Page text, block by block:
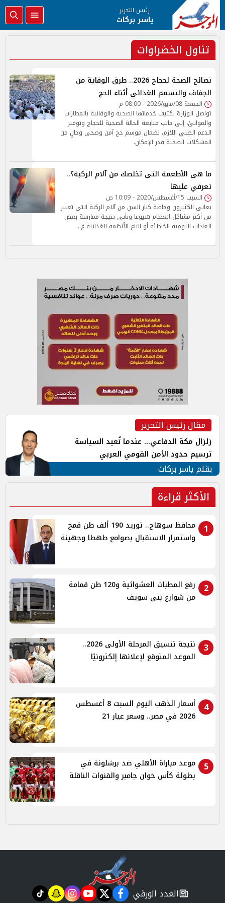
رئيس التحرير
ياسر بركات
تناول الخضراوات
نصائح الصحة لحجاج 2026.. طرق الوقاية من
الجفاف والتسمم الغذائي أثناء الحج
الجمعة 08/مايو/2026 - 08:00 م
تواصل الوزارة تكثيف خدماتها الصحية والوقائية بالمطارات
والموانئ، إلى جانب متابعة الحالة الصحية للحجاج وتوفير
الدعم الطبي اللازم، لضمان موسم حج آمن وصحي وخالٍ من
المشكلات الصحية قدر الإمكان.
ما هى الأطعمة التى تخلصك من آلام الركبة؟..
تعرفي عليها
السبت 15/أغسطس/2020 - 10:09 ص
يعانى الكثيرون وخاصة كبار السن من آلام الركبة التى تعتبر
من أكثر مشاكل العظام شيوعا وتأتي نتيجة ممارسة بعض
العادات اليومية الخاطئة أو اتباع الأنظمة الغذائية غ…
مقال رئيس التحرير
زلزال مكة الدفاعي... عندما تُعيد السياسة
ترسيم حدود الأمن القومي العربي
بقلم ياسر بركات
الأكثر قراءة
1
محافظ سوهاج.. توريد 190 ألف طن قمح
واستمرار الاستقبال بصوامع طهطا وجهينة
2
رفع المطبات العشوائية و120 طن قمامة
من شوارع بنى سويف
3
نتيجة تنسيق المرحلة الأولى 2026..
الموعد المتوقع لإعلانها إلكترونيًا
4
أسعار الذهب اليوم السبت 8 أغسطس
2026 في مصر.. وسعر عيار 21
5
موعد مباراة الأهلي ضد برشلونة في
بطولة كأس خوان جامبر والقنوات الناقلة
newspaper
العدد الورقي facebook
twitter
youtube
instagram
snapchat
tiktok